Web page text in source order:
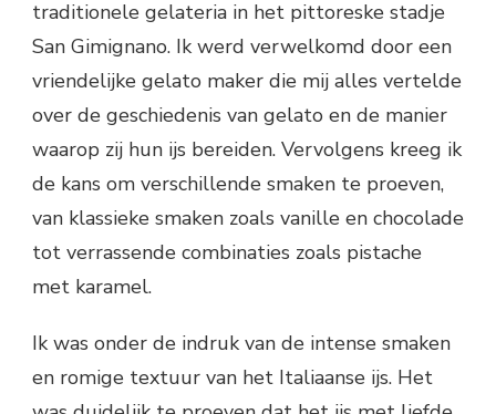
traditionele gelateria in het pittoreske stadje
San Gimignano. Ik werd verwelkomd door een
vriendelijke gelato maker die mij alles vertelde
over de geschiedenis van gelato en de manier
waarop zij hun ijs bereiden. Vervolgens kreeg ik
de kans om verschillende smaken te proeven,
van klassieke smaken zoals vanille en chocolade
tot verrassende combinaties zoals pistache
met karamel.
Ik was onder de indruk van de intense smaken
en romige textuur van het Italiaanse ijs. Het